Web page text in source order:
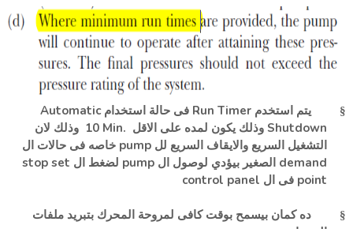
§ يتم استخدم Run Timer فى حالة استخدامAutomatic
Shutdown وذلك يكون لمده على الاقل 10 Min. وذلك لان
التشغيل السريع والايقاف السريع لل pump خاصه فى حالات ال
demand الصغير بيؤدي لوصول ال pump لضغط ال stop set
point فى ال control panel
§ ده كمان بيسمح بوقت كافى لمروحة المحرك بتبريد ملفات